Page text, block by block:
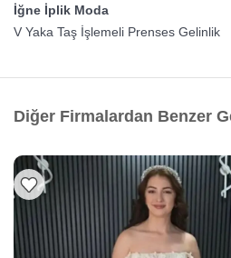
İğne İplik Moda
V Yaka Taş İşlemeli Prenses Gelinlik
Diğer Firmalardan Benzer